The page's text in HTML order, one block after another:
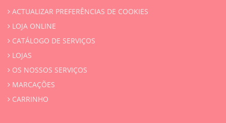
ACTUALIZAR PREFERÊNCIAS DE COOKIES
LOJA ONLINE
CATÁLOGO DE SERVIÇOS
LOJAS
OS NOSSOS SERVIÇOS
MARCAÇÕES
CARRINHO